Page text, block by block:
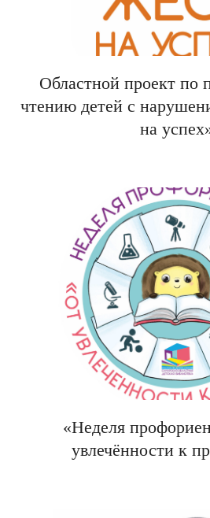
Областной проект по
чтению детей с
на
«Неделя
увлечённости к